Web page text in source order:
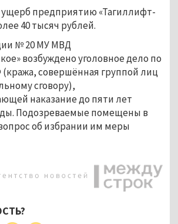
предприятию «Тагиллифт-
40 тысяч рублей.
№ 20 МУ МВД
возбуждено уголовное дело по
(кража, совершённая группой лиц
сговору),
наказание до пяти лет
Подозреваемые помещены в
об избрании им меры